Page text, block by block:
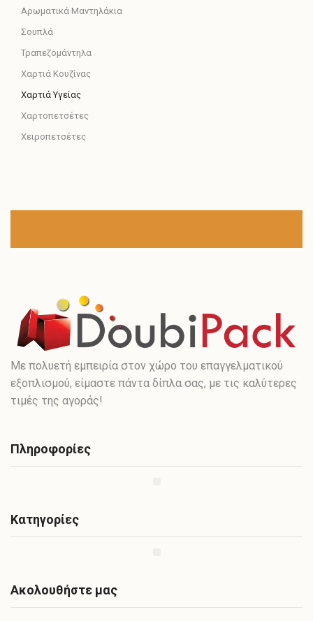
Αρωματικά Μαντηλάκια
Σουπλά
Τραπεζομάντηλα
Χαρτιά Κουζίνας
Χαρτιά Υγείας
Χαρτοπετσέτες
Χειροπετσέτες
Με πολυετή εμπειρία στον χώρο του επαγγελματικού
εξοπλισμού, είμαστε πάντα δίπλα σας, με τις καλύτερες
τιμές της αγοράς!
Πληροφορίες
Κατηγορίες
Ακολουθήστε μας